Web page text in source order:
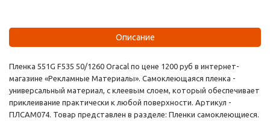
Описание
Пленка 551G F535 50/1260 Oracal по цене 1200 руб в интернет-
магазине «Рекламные Материалы». Самоклеющаяся пленка -
универсальный материал, с клеевым слоем, который обеспечивает
приклеивание практически к любой поверхности. Артикул -
ПЛСАМ074. Товар представлен в разделе: Пленки самоклеющиеся.